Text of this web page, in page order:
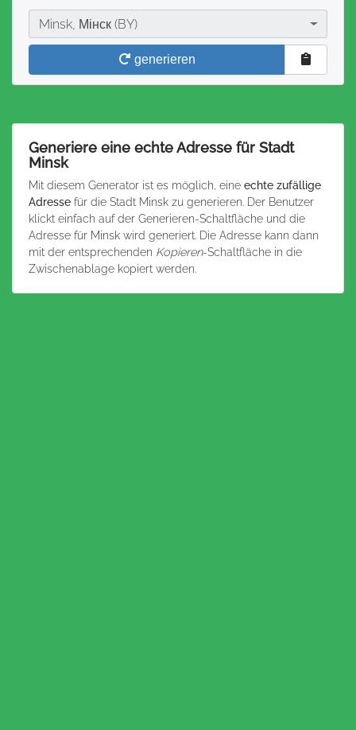
Stadt
Minsk, Мінск (BY)
generieren
Generiere eine echte Adresse für Stadt
Minsk
Mit diesem Generator ist es möglich, eine echte zufällige
Adresse für die Stadt Minsk zu generieren. Der Benutzer
klickt einfach auf der Generieren-Schaltfläche und die
Adresse für Minsk wird generiert. Die Adresse kann dann
mit der entsprechenden Kopieren-Schaltfläche in die
Zwischenablage kopiert werden.